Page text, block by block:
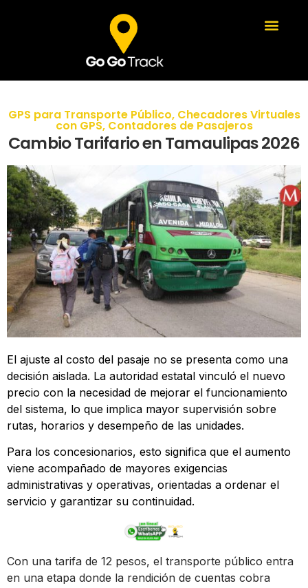
GPS para Transporte Público, Checadores Virtuales
con GPS, Contadores de Pasajeros
Cambio Tarifario en Tamaulipas 2026
El ajuste al costo del pasaje no se presenta como una
decisión aislada. La autoridad estatal vinculó el nuevo
precio con la necesidad de mejorar el funcionamiento
del sistema, lo que implica mayor supervisión sobre
rutas, horarios y desempeño de las unidades.
Para los concesionarios, esto significa que el aumento
viene acompañado de mayores exigencias
administrativas y operativas, orientadas a ordenar el
servicio y garantizar su continuidad.
Con una tarifa de 12 pesos, el transporte público entra
en una etapa donde la rendición de cuentas cobra